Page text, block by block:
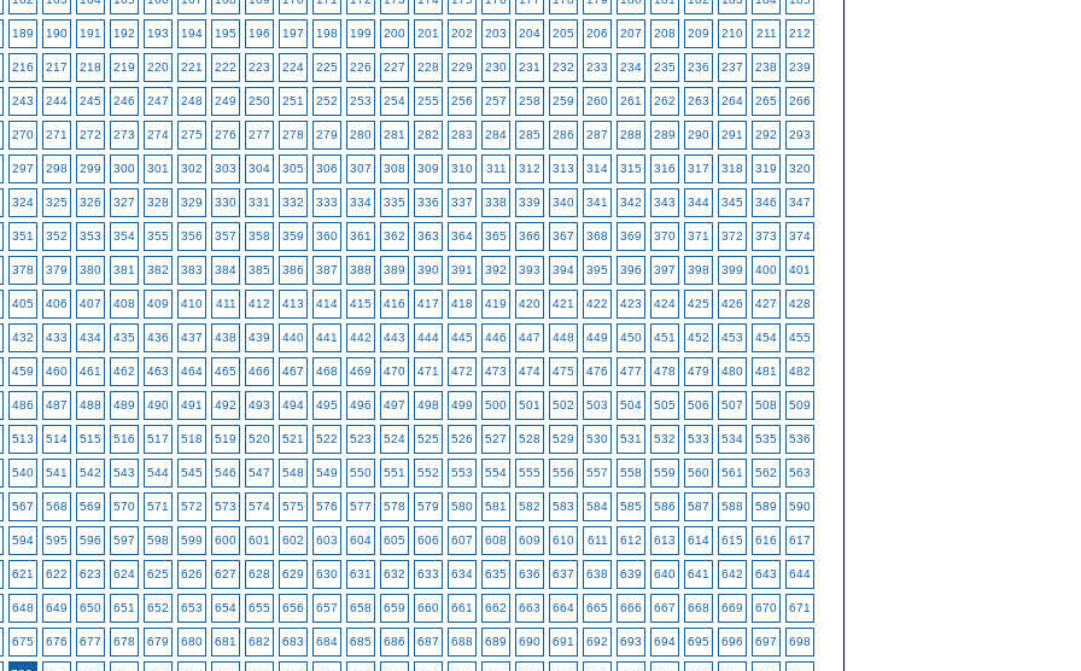
189 190 191 192 193 194 195 196 197 198 199 200 201 202 203 204 205 206 207 208 209 210 211 212
216 217 218 219 220 221 222 223 224 225 226 227 228 229 230 231 232 233 234 235 236 237 238 239
243 244 245 246 247 248 249 250 251 252 253 254 255 256 257 258 259 260 261 262 263 264 265 266
270 271 272 273 274 275 276 277 278 279 280 281 282 283 284 285 286 287 288 289 290 291 292 293
297 298 299 300 301 302 303 304 305 306 307 308 309 310 311 312 313 314 315 316 317 318 319 320
324 325 326 327 328 329 330 331 332 333 334 335 336 337 338 339 340 341 342 343 344 345 346 347
351 352 353 354 355 356 357 358 359 360 361 362 363 364 365 366 367 368 369 370 371 372 373 374
378 379 380 381 382 383 384 385 386 387 388 389 390 391 392 393 394 395 396 397 398 399 400 401
405 406 407 408 409 410 411 412 413 414 415 416 417 418 419 420 421 422 423 424 425 426 427 428
432 433 434 435 436 437 438 439 440 441 442 443 444 445 446 447 448 449 450 451 452 453 454 455
459 460 461 462 463 464 465 466 467 468 469 470 471 472 473 474 475 476 477 478 479 480 481 482
486 487 488 489 490 491 492 493 494 495 496 497 498 499 500 501 502 503 504 505 506 507 508 509
513 514 515 516 517 518 519 520 521 522 523 524 525 526 527 528 529 530 531 532 533 534 535 536
540 541 542 543 544 545 546 547 548 549 550 551 552 553 554 555 556 557 558 559 560 561 562 563
567 568 569 570 571 572 573 574 575 576 577 578 579 580 581 582 583 584 585 586 587 588 589 590
594 595 596 597 598 599 600 601 602 603 604 605 606 607 608 609 610 611 612 613 614 615 616 617
621 622 623 624 625 626 627 628 629 630 631 632 633 634 635 636 637 638 639 640 641 642 643 644
648 649 650 651 652 653 654 655 656 657 658 659 660 661 662 663 664 665 666 667 668 669 670 671
675 676 677 678 679 680 681 682 683 684 685 686 687 688 689 690 691 692 693 694 695 696 697 698